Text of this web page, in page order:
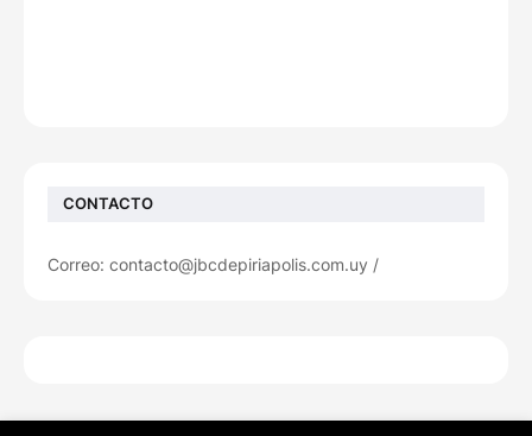
CONTACTO
Correo: contacto@jbcdepiriapolis.com.uy /